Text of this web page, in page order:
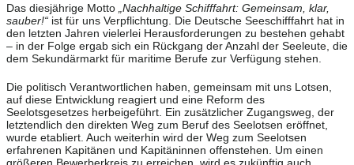
Das diesjährige Motto „Nachhaltige Schifffahrt: Gemeinsam, klar,
sauber!“ ist für uns Verpflichtung. Die Deutsche Seeschifffahrt hat in
den letzten Jahren vielerlei Herausforderungen zu bestehen gehabt
– in der Folge ergab sich ein Rückgang der Anzahl der Seeleute, die
dem Sekundärmarkt für maritime Berufe zur Verfügung stehen.
Die politisch Verantwortlichen haben, gemeinsam mit uns Lotsen,
auf diese Entwicklung reagiert und eine Reform des
Seelotsgesetzes herbeigeführt. Ein zusätzlicher Zugangsweg, der
letztendlich den direkten Weg zum Beruf des Seelotsen eröffnet,
wurde etabliert. Auch weiterhin wird der Weg zum Seelotsen
erfahrenen Kapitänen und Kapitäninnen offenstehen. Um einen
größeren Bewerberkreis zu erreichen, wird es zukünftig auch